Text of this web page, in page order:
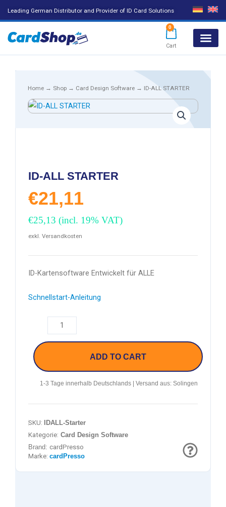
Leading German Distributor and Provider of ID Card Solutions
0
Cart
Home → Shop → Card Design Software → ID-ALL STARTER
ID-ALL STARTER
€21,11
€25,13 (incl. 19% VAT)
exkl. Versandkosten
ID-Kartensoftware Entwickelt für ALLE
Schnellstart-Anleitung
ADD TO CART
1-3 Tage innerhalb Deutschlands | Versand aus: Solingen
SKU:
IDALL-Starter
Kategorie: Card Design Software
Brand: cardPresso
Marke: cardPresso